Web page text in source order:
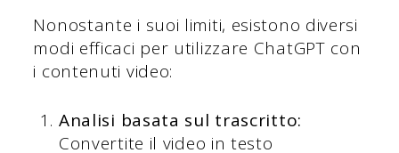
Nonostante i suoi limiti, esistono diversi
modi efficaci per utilizzare ChatGPT con
i contenuti video:
Analisi basata sul trascritto:
Convertite il video in testo